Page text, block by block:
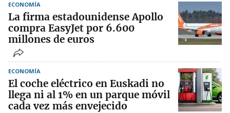
ECONOMÍA
La firma estadounidense Apollo
compra EasyJet por 6.600
millones de euros
ECONOMÍA
El coche eléctrico en Euskadi no
llega ni al 1% en un parque móvil
cada vez más envejecido